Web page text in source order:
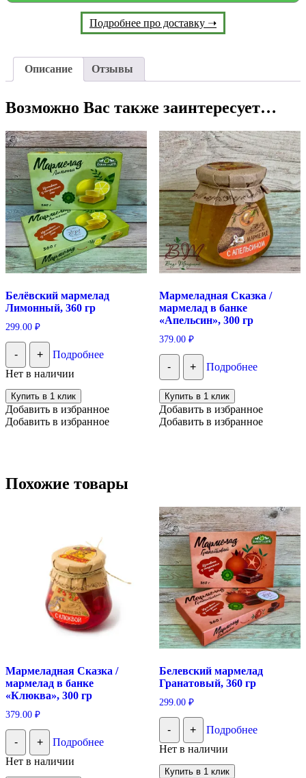
Подробнее про доставку ➝
Описание Отзывы
Возможно Вас также заинтересует…
Белёвский мармелад
Лимонный, 360 гр
299.00 ₽
- +
Подробнее
Нет в наличии
Купить в 1 клик
Добавить в избранное
Добавить в избранное
Мармеладная Сказка /
мармелад в банке
«Апельсин», 300 гр
379.00 ₽
- + Подробнее
Купить в 1 клик
Добавить в избранное
Добавить в избранное
Похожие товары
Мармеладная Сказка /
мармелад в банке
«Клюква», 300 гр
379.00 ₽
- +
Подробнее
Нет в наличии
Белевский мармелад
Гранатовый, 360 гр
299.00 ₽
- +
Подробнее
Нет в наличии
Купить в 1 клик